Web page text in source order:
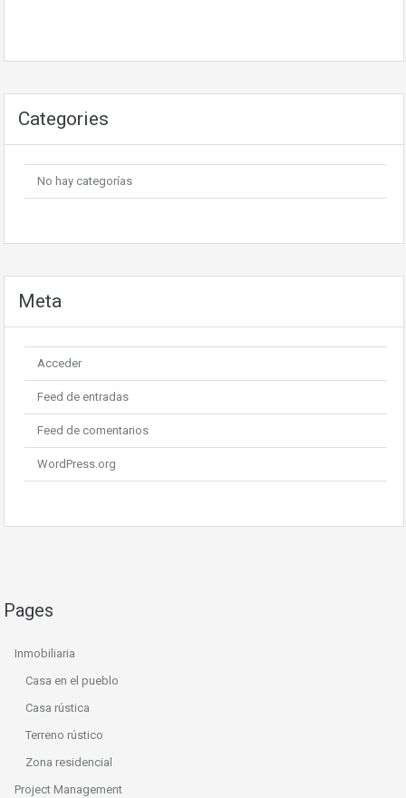
Categories
No hay categorías
Meta
Acceder
Feed de entradas
Feed de comentarios
WordPress.org
Pages
Inmobiliaria
Casa en el pueblo
Casa rústica
Terreno rústico
Zona residencial
Project Management